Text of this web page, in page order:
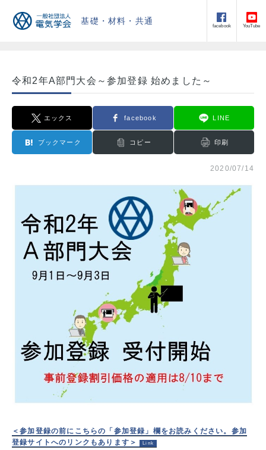
基礎・材料・共通
facebook YouTube
令和2年A部門大会～参加登録 始めました～
エックス facebook LINE
ブックマーク コピー 印刷
2020/07/14
＜参加登録の前にこちらの「参加登録」欄をお読みください。参加
登録サイトへのリンクもあります＞